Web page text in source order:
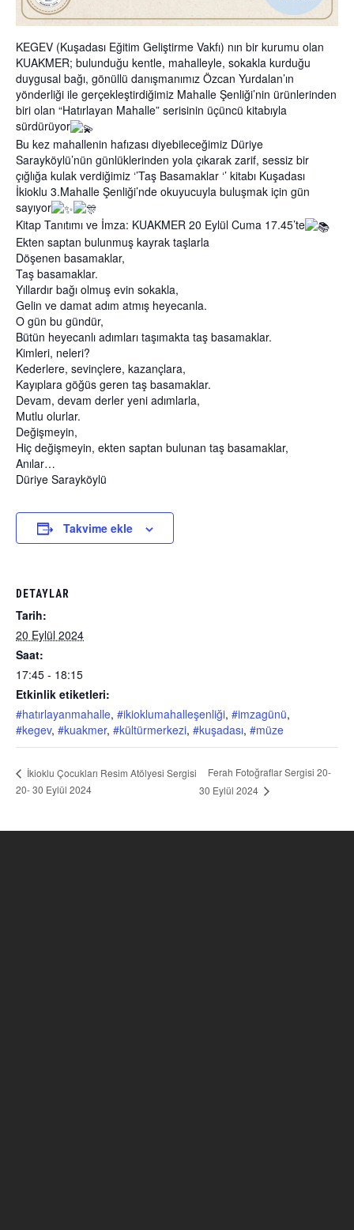
KEGEV (Kuşadası Eğitim Geliştirme Vakfı) nın bir kurumu olan
KUAKMER; bulunduğu kentle, mahalleyle, sokakla kurduğu
duygusal bağı, gönüllü danışmanımız Özcan Yurdalan’ın
yönderliği ile gerçekleştirdiğimiz Mahalle Şenliği’nin ürünlerinden
biri olan “Hatırlayan Mahalle” serisinin üçüncü kitabıyla
sürdürüyor
Bu kez mahallenin hafızası diyebileceğimiz Düriye
Sarayköylü’nün günlüklerinden yola çıkarak zarif, sessiz bir
çığlığa kulak verdiğimiz ‘’Taş Basamaklar ‘’ kitabı Kuşadası
İkioklu 3.Mahalle Şenliği’nde okuyucuyla buluşmak için gün
sayıyor
Kitap Tanıtımı ve İmza: KUAKMER 20 Eylül Cuma 17.45’te
Ekten saptan bulunmuş kayrak taşlarla
Döşenen basamaklar,
Taş basamaklar.
Yıllardır bağı olmuş evin sokakla,
Gelin ve damat adım atmış heyecanla.
O gün bu gündür,
Bütün heyecanlı adımları taşımakta taş basamaklar.
Kimleri, neleri?
Kederlere, sevinçlere, kazançlara,
Kayıplara göğüs geren taş basamaklar.
Devam, devam derler yeni adımlarla,
Mutlu olurlar.
Değişmeyin,
Hiç değişmeyin, ekten saptan bulunan taş basamaklar,
Anılar…
Düriye Sarayköylü
Takvime ekle
DETAYLAR
Tarih:
20 Eylül 2024
Saat:
17:45 - 18:15
Etkinlik etiketleri:
#hatırlayanmahalle, #ikioklumahalleşenliği, #imzagünü,
#kegev, #kuakmer, #kültürmerkezi, #kuşadası, #müze
İkioklu Çocukları Resim Atölyesi Sergisi
20- 30 Eylül 2024
Ferah Fotoğraflar Sergisi 20-
30 Eylül 2024